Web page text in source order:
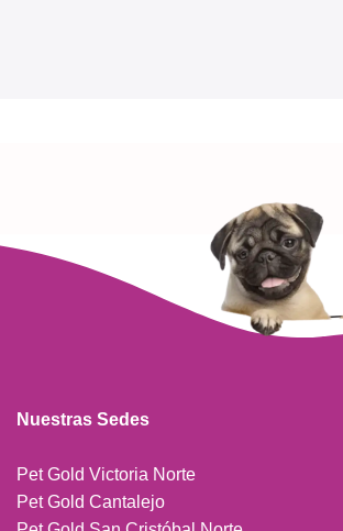
Nuestras Sedes
Pet Gold Victoria Norte
Pet Gold Cantalejo